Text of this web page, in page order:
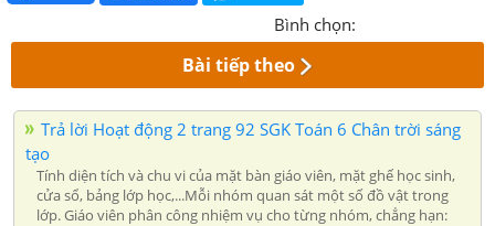
Bình chọn:
Bài tiếp theo
Trả lời Hoạt động 2 trang 92 SGK Toán 6 Chân trời sáng
tạo
Tính diện tích và chu vi của mặt bàn giáo viên, mặt ghế học sinh,
cửa sổ, bảng lớp học,...Mỗi nhóm quan sát một số đồ vật trong
lớp. Giáo viên phân công nhiệm vụ cho từng nhóm, chẳng hạn: